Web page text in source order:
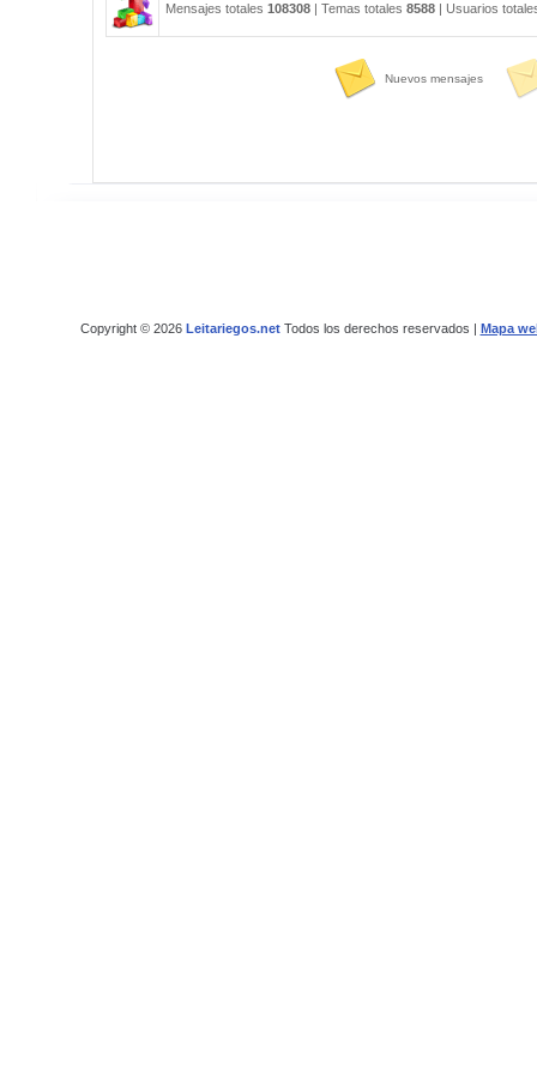
Mensajes totales 108308| Temas totales 8588| Usuarios
Nuevos mensajes
Copyright © 2026 Leitariegos.netTodos los derechos reservados | Mapa